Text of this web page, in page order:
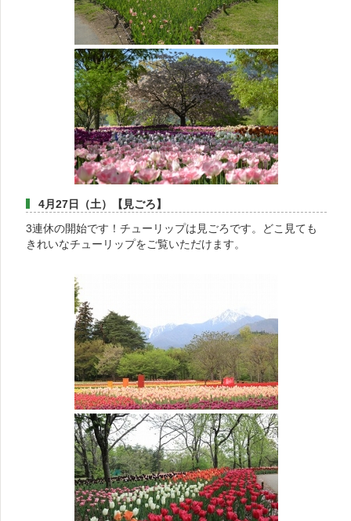
4月27日（土）【見ごろ】
3連休の開始です！チューリップは見ごろです。どこ見ても
きれいなチューリップをご覧いただけます。